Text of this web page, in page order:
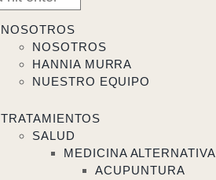
NOSOTROS
NOSOTROS
HANNIA MURRA
NUESTRO EQUIPO
TRATAMIENTOS
SALUD
MEDICINA ALTERNATIVA
ACUPUNTURA